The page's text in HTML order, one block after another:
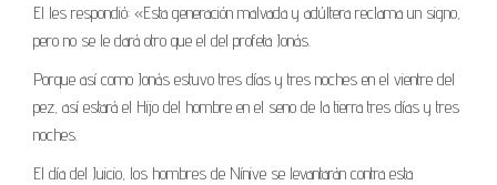
El les respondió: «Esta generación malvada y adúltera reclama un signo,
pero no se le dará otro que el del profeta Jonás.
Porque así como Jonás estuvo tres días y tres noches en el vientre del
pez, así estará el Hijo del hombre en el seno de la tierra tres días y tres
noches.
El día del Juicio, los hombres de Nínive se levantarán contra esta